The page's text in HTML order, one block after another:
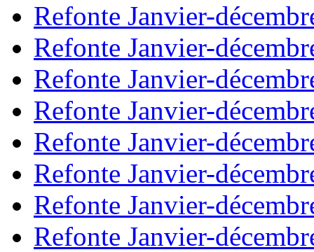
Refonte Janvier-
Refonte Janvier-
Refonte Janvier-
Refonte Janvier-
Refonte Janvier-
Refonte Janvier-
Refonte Janvier-
Refonte Janvier-